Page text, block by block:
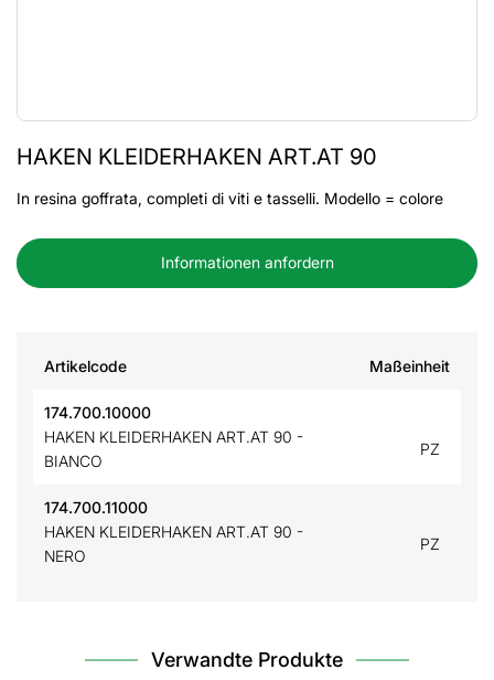
HAKEN KLEIDERHAKEN ART.AT 90
In resina goffrata, completi di viti e tasselli. Modello = colore
Informationen anfordern
Artikelcode Maßeinheit
174.700.10000
HAKEN KLEIDERHAKEN ART.AT 90 -
BIANCO
PZ
174.700.11000
HAKEN KLEIDERHAKEN ART.AT 90 -
NERO
PZ
Verwandte Produkte